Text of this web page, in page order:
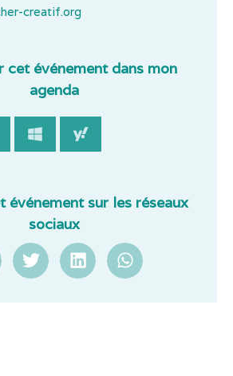
creatif.org
cet événement dans mon
agenda
événement sur les réseaux
sociaux